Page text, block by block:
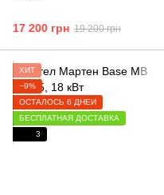
17 200 грн 19 200 грн
ХИТ
−9%
ОСТАЛОСЬ 6 ДНЕЙ
БЕСПЛАТНАЯ ДОСТАВКА
3